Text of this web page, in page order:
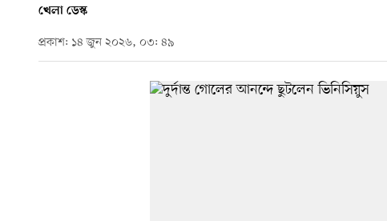
খেলা ডেস্ক
প্রকাশ: ১৪ জুন ২০২৬, ০৩: ৪৯